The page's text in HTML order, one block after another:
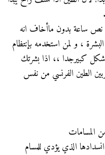
نص ساعة بدون ماأخاف انه
، و لمن استخدمه بإنتظام
كبيرجدا ،، اذا بشرتك
الطين الفرنسي من نفس
المسامات
الذي يؤدي للمسام